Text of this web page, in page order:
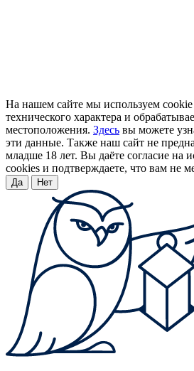
На нашем сайте мы используем
технического характера и
местоположения. Здесь вы можете
эти данные. Также наш сайт не
младше 18 лет. Вы даёте согласие на
cookies и подтверждаете, что вам не
Да Нет